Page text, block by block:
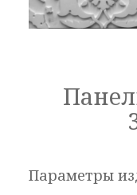
Параметры